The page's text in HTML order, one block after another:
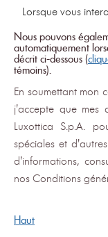
Lorsque vous
Nous pouvons
automatiquement
décrit ci-dessous (
témoins).
En soumettant mon
j'accepte que mes
Luxottica S.p.A.
spéciales et
d'informations,
nos Conditions
Haut